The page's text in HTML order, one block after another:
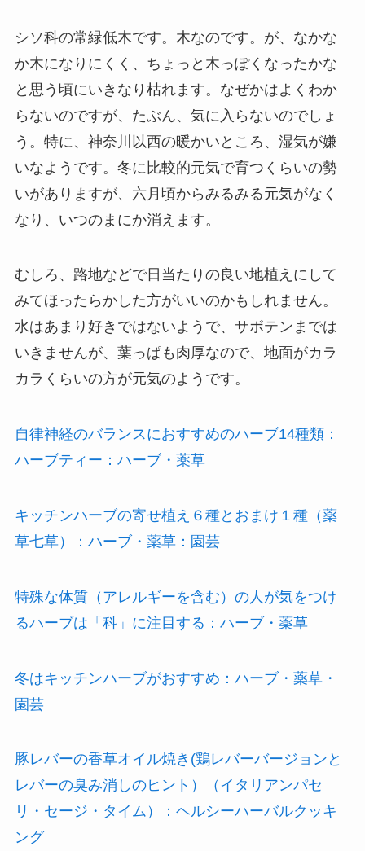
シソ科の常緑低木です。木なのです。が、なかな
か木になりにくく、ちょっと木っぽくなったかな
と思う頃にいきなり枯れます。なぜかはよくわか
らないのですが、たぶん、気に入らないのでしょ
う。特に、神奈川以西の暖かいところ、湿気が嫌
いなようです。冬に比較的元気で育つくらいの勢
いがありますが、六月頃からみるみる元気がなく
なり、いつのまにか消えます。
むしろ、路地などで日当たりの良い地植えにして
みてほったらかした方がいいのかもしれません。
水はあまり好きではないようで、サボテンまでは
いきませんが、葉っぱも肉厚なので、地面がカラ
カラくらいの方が元気のようです。
自律神経のバランスにおすすめのハーブ14種類：
ハーブティー：ハーブ・薬草
キッチンハーブの寄せ植え６種とおまけ１種（薬
草七草）：ハーブ・薬草：園芸
特殊な体質（アレルギーを含む）の人が気をつけ
るハーブは「科」に注目する：ハーブ・薬草
冬はキッチンハーブがおすすめ：ハーブ・薬草・
園芸
豚レバーの香草オイル焼き(鶏レバーバージョンと
レバーの臭み消しのヒント）（イタリアンパセ
リ・セージ・タイム）：ヘルシーハーバルクッキ
ング